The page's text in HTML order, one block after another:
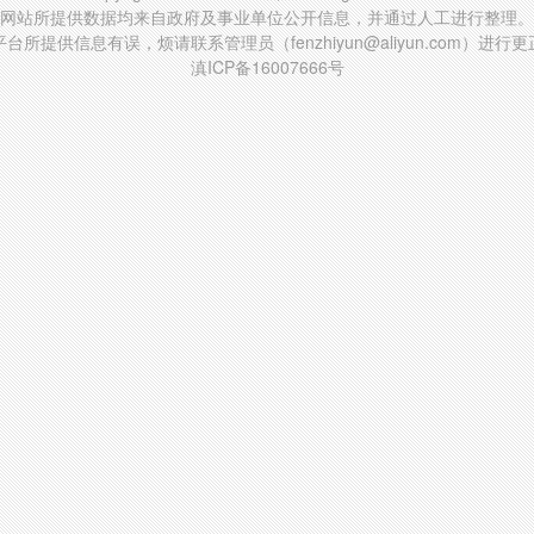
网站所提供数据均来自政府及事业单位公开信息，并通过人工进行整理。
台所提供信息有误，烦请联系管理员（fenzhiyun@aliyun.com）进行更
滇ICP备16007666号